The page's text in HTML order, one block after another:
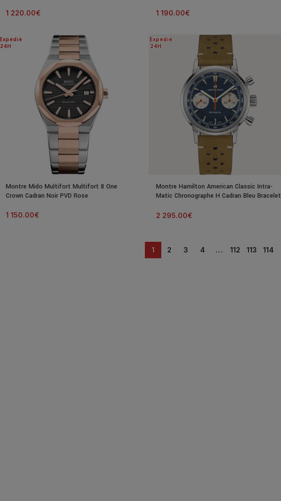
1 220.00€ 1 190.00€
24H
Expédié
Montre Mido Multifort Multifort 8 One
Crown Cadran Noir PVD Rose
1 150.00€
24H
Expédié
Montre Hamilton American Classic Intra-
Matic Chronographe H Cadran Bleu Bracelet
2 295.00€
1 2 3 4 … 112 113 114